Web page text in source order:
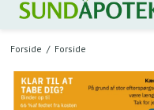
Forside / Forside